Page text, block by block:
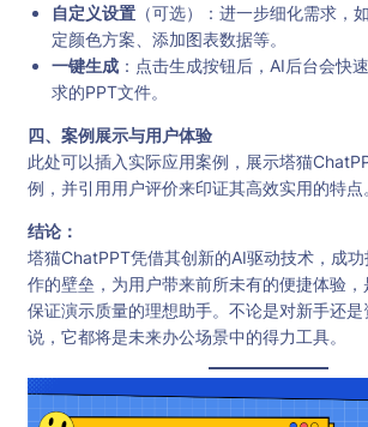
自定义设置 （可选）：进一步细化需求，
定颜色方案、添加图表数据等。
一键生成 ：点击生成按钮后，AI后台会快
求的PPT文件。
四、案例展示与用户体验
此处可以插入实际应用案例，展示塔猫
例，并引用用户评价来印证其高效实用的特点
结论：
塔猫ChatPPT凭借其创新的AI驱动技术，成
作的壁垒，为用户带来前所未有的便捷体验，
保证演示质量的理想助手。不论是对新手还
说，它都将是未来办公场景中的得力工具。